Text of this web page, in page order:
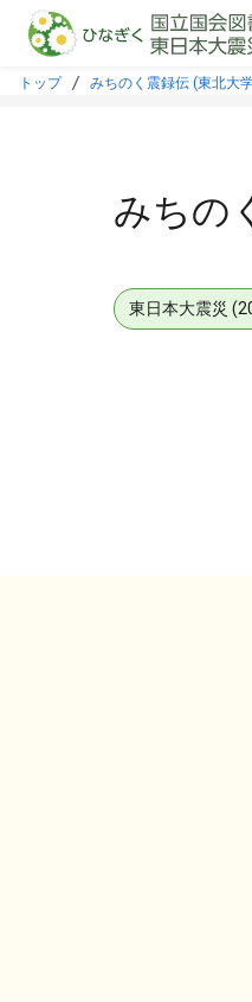
本文に飛ぶ
トップ みちのく震録伝 (東北大
みちの
東日本大震災